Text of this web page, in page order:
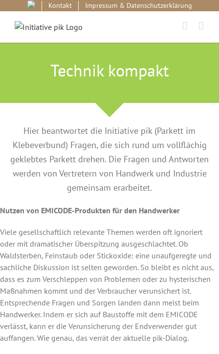
content
Kontakt Impressum & Datenschutzerklärung
Technik kompakt
Hier beantwortet die Initiative pik (Parkett im
Klebeverbund) Fragen, die sich rund um vollflächig
geklebtes Parkett drehen. Die Fragen und Antworten
werden von Vertretern von Handwerk und Industrie
gemeinsam erarbeitet.
Nutzen von EMICODE-Produkten für den Handwerker
Viele gesellschaftlich relevante Themen werden oft ignoriert
oder mit dramatischer Überspitzung ausgeschlachtet. Ob
Waldsterben, Feinstaub oder Stickoxide: eine unaufgeregte und
sachliche Diskussion ist selten geworden. So bleibt es nicht aus,
dass es zum Verschleppen von Problemen oder zu hysterischen
Maßnahmen kommt und der Verbraucher verunsichert ist.
Entsprechende Fragen und Sorgen landen dann meist beim
Handwerker. Indem er sich auf Baustoffe mit dem EMICODE
verlässt, kann er die Verunsicherung der Endverwender gut
auffangen. Wie genau, das verrät der aktuelle pik-Dialog.